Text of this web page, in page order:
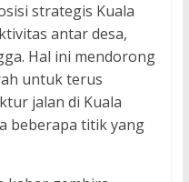
strategis Kuala
antar desa,
Hal ini mendorong
untuk terus
jalan di Kuala
beberapa titik yang